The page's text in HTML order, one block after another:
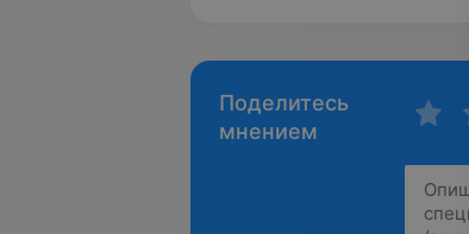
Поделитесь
мнением